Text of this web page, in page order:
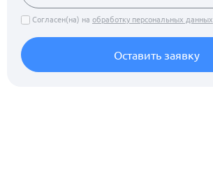
Согласен(на) на обработку персональных данных
Оставить заявку